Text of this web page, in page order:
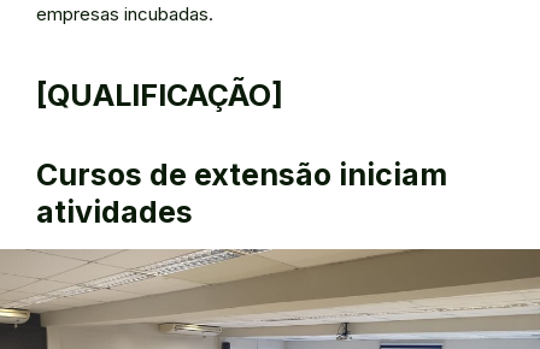
empresas incubadas.
[QUALIFICAÇÃO]
Cursos de extensão iniciam
atividades